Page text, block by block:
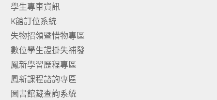
學生專車資訊
K館訂位系統
失物招領暨惜物專區
數位學生證掛失補發
鳳新學習歷程專區
鳳新課程諮詢專區
圖書館藏查詢系統